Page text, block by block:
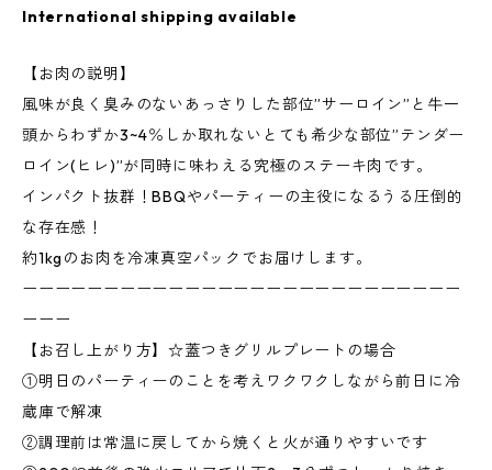
International shipping available
【お肉の説明】
風味が良く臭みのないあっさりした部位”サーロイン”と牛一
頭からわずか3~4％しか取れないとても希少な部位”テンダー
ロイン(ヒレ)”が同時に味わえる究極のステーキ肉です。
インパクト抜群！BBQやパーティーの主役になるうる圧倒的
な存在感！
約1kgのお肉を冷凍真空パックでお届けします。
ーーーーーーーーーーーーーーーーーーーーーーーーーーー
ーーー
【お召し上がり方】☆蓋つきグリルプレートの場合
①明日のパーティーのことを考えワクワクしながら前日に冷
蔵庫で解凍
②調理前は常温に戻してから焼くと火が通りやすいです